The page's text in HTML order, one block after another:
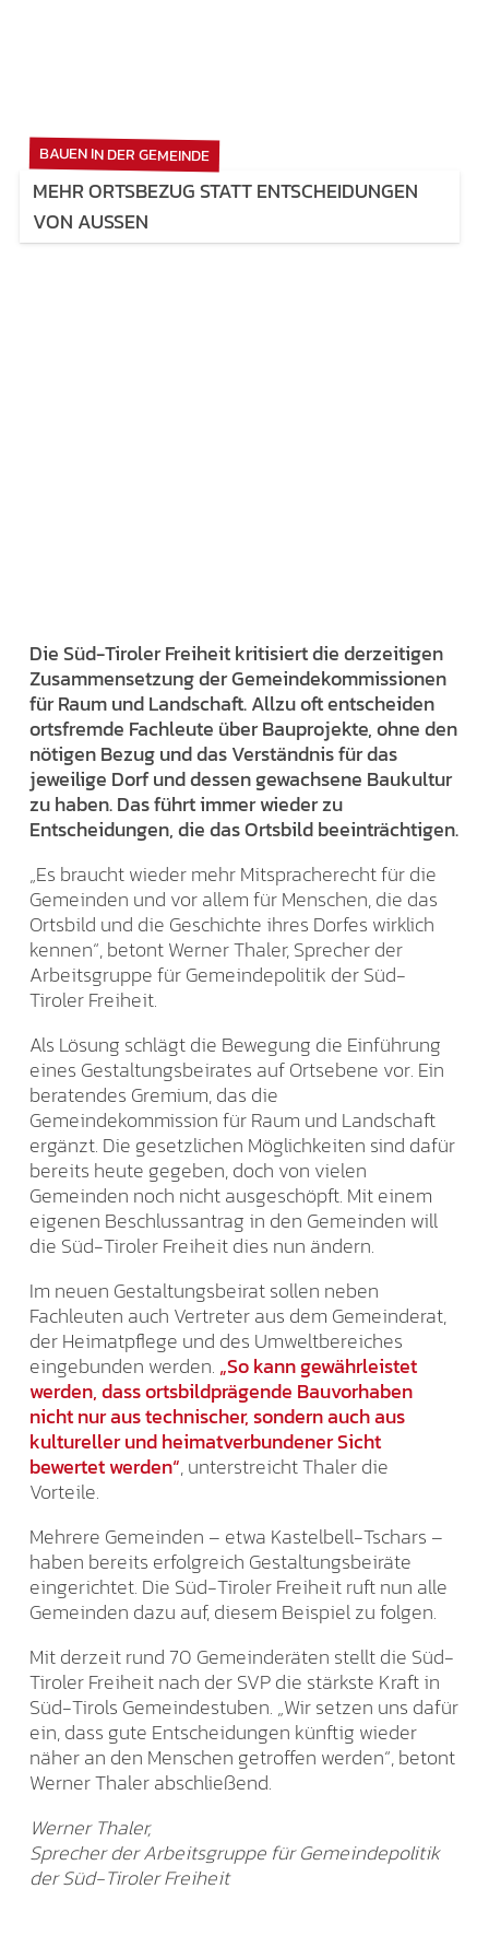
BAUEN IN DER GEMEINDE
MEHR ORTSBEZUG STATT ENTSCHEIDUNGEN
VON AUSSEN
Die Süd-Tiroler Freiheit kritisiert die derzeitigen
Zusammensetzung der Gemeindekommissionen
für Raum und Landschaft. Allzu oft entscheiden
ortsfremde Fachleute über Bauprojekte, ohne den
nötigen Bezug und das Verständnis für das
jeweilige Dorf und dessen gewachsene Baukultur
zu haben. Das führt immer wieder zu
Entscheidungen, die das Ortsbild beeinträchtigen.
„Es braucht wieder mehr Mitspracherecht für die
Gemeinden und vor allem für Menschen, die das
Ortsbild und die Geschichte ihres Dorfes wirklich
kennen“, betont Werner Thaler, Sprecher der
Arbeitsgruppe für Gemeindepolitik der Süd-
Tiroler Freiheit.
Als Lösung schlägt die Bewegung die Einführung
eines Gestaltungsbeirates auf Ortsebene vor. Ein
beratendes Gremium, das die
Gemeindekommission für Raum und Landschaft
ergänzt. Die gesetzlichen Möglichkeiten sind dafür
bereits heute gegeben, doch von vielen
Gemeinden noch nicht ausgeschöpft. Mit einem
eigenen Beschlussantrag in den Gemeinden will
die Süd-Tiroler Freiheit dies nun ändern.
Im neuen Gestaltungsbeirat sollen neben
Fachleuten auch Vertreter aus dem Gemeinderat,
der Heimatpflege und des Umweltbereiches
eingebunden werden. „So kann gewährleistet
werden, dass ortsbildprägende Bauvorhaben
nicht nur aus technischer, sondern auch aus
kultureller und heimatverbundener Sicht
bewertet werden“, unterstreicht Thaler die
Vorteile.
Mehrere Gemeinden – etwa Kastelbell-Tschars –
haben bereits erfolgreich Gestaltungsbeiräte
eingerichtet. Die Süd-Tiroler Freiheit ruft nun alle
Gemeinden dazu auf, diesem Beispiel zu folgen.
Mit derzeit rund 70 Gemeinderäten stellt die Süd-
Tiroler Freiheit nach der SVP die stärkste Kraft in
Süd-Tirols Gemeindestuben. „Wir setzen uns dafür
ein, dass gute Entscheidungen künftig wieder
näher an den Menschen getroffen werden“, betont
Werner Thaler abschließend.
Werner Thaler,
Sprecher der Arbeitsgruppe für Gemeindepolitik
der Süd-Tiroler Freiheit